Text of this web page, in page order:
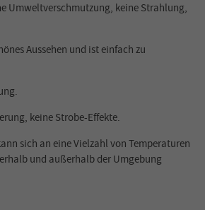
Umweltverschmutzung, keine Strahlung,
Aussehen und ist einfach zu
keine Strobe-Effekte.
sich an eine Vielzahl von Temperaturen
und außerhalb der Umgebung